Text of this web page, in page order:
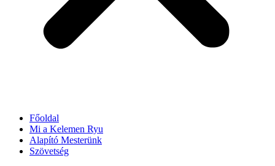
Főoldal
Mi a Kelemen Ryu
Alapító Mesterünk
Szövetség